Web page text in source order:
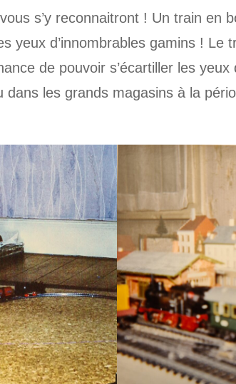
s’y reconnaitront ! Un train en
yeux d’innombrables gamins ! Le
de pouvoir s’écartiller les
les grands magasins à la